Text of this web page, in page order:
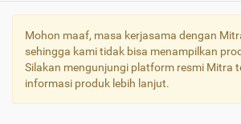
Mohon maaf, masa kerjasama dengan
sehingga kami tidak bisa menampilkan
Silakan mengunjungi platform resmi Mitra
informasi produk lebih lanjut.